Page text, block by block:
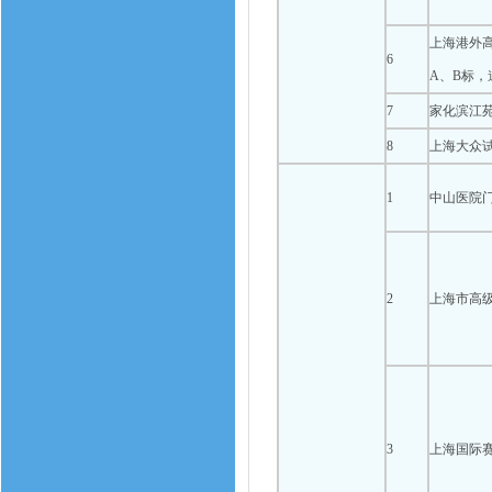
6
上海港外
A、B标，
7 家化滨江
8 上海大众
1 中山医院
2 上海市高
3 上海国际